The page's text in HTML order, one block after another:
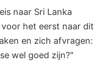
naar Sri Lanka
het eerst naar dit
en zich afvragen:
wel goed zijn?"